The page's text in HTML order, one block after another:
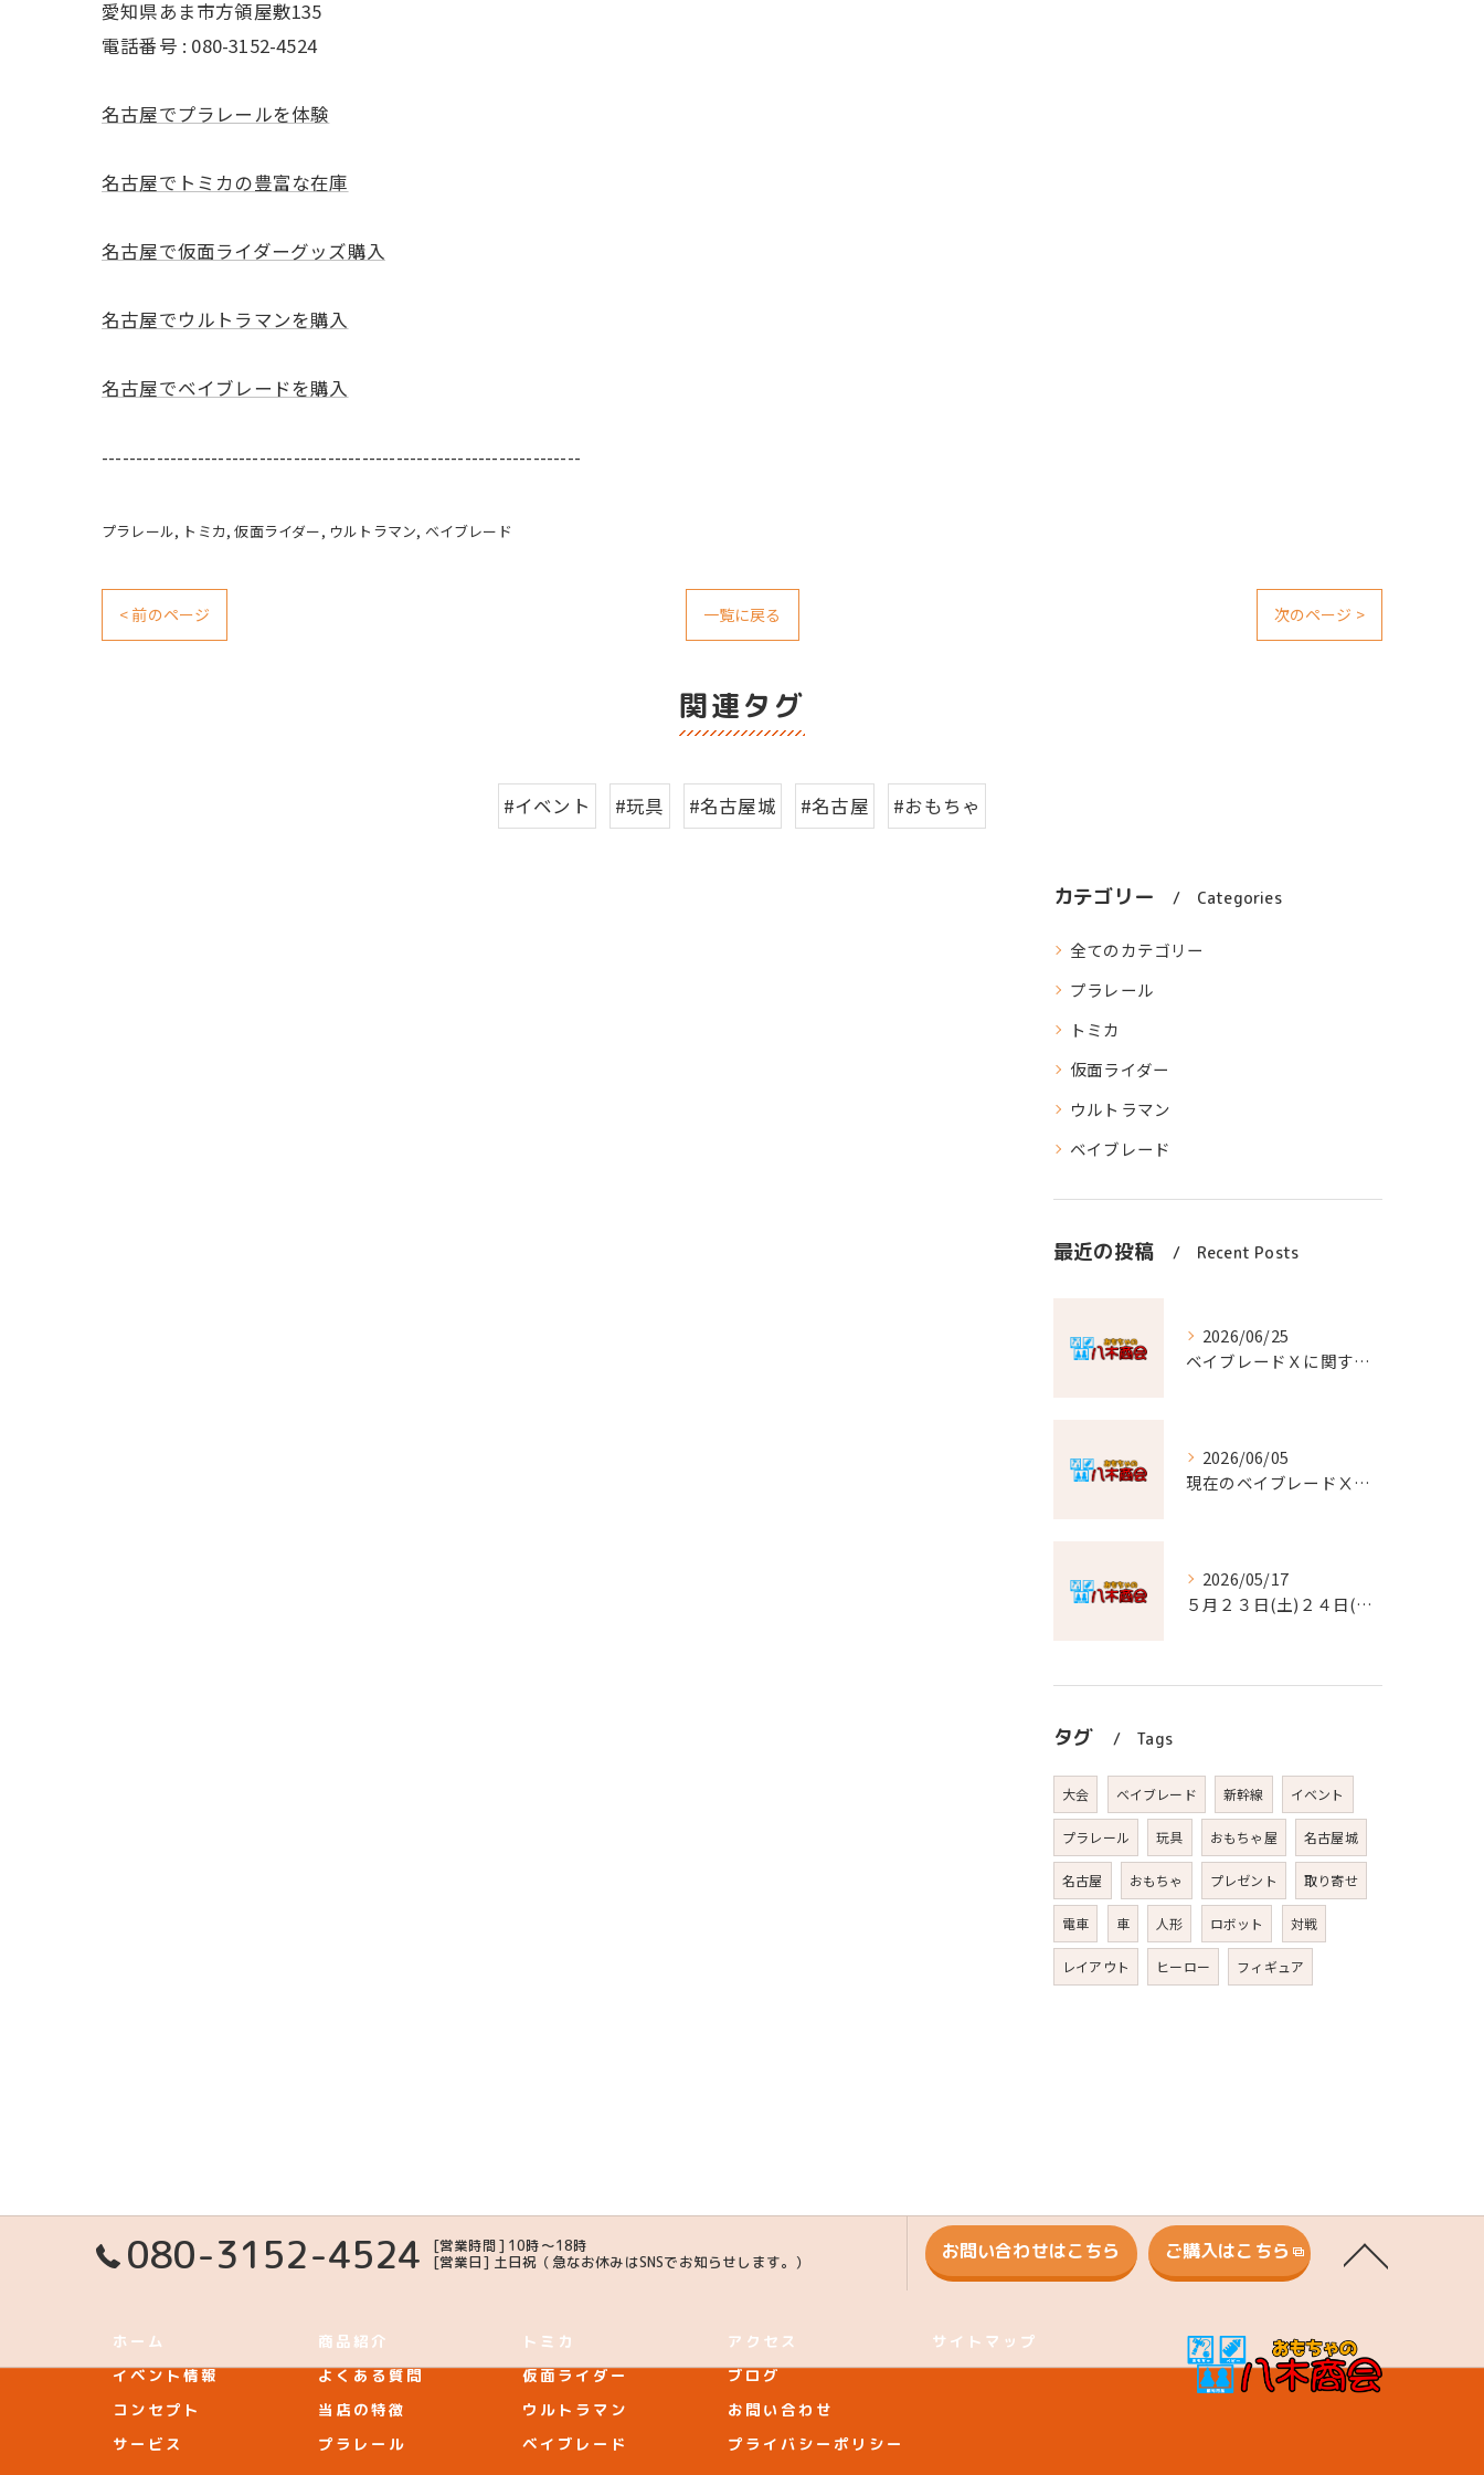
愛知県あま市方領屋敷135
電話番号 : 080-3152-4524
名古屋でプラレールを体験
名古屋でトミカの豊富な在庫
名古屋で仮面ライダーグッズ購入
名古屋でウルトラマンを購入
名古屋でベイブレードを購入
----------------------------------------------------------------------
プラレール トミカ 仮面ライダー ウルトラマン ベイブレード
< 前のページ 一覧に戻る 次のページ >
関連タグ
#イベント #玩具 #名古屋城 #名古屋 #おもちゃ
カテゴリー Categories
全てのカテゴリー
プラレール
トミカ
仮面ライダー
ウルトラマン
ベイブレード
最近の投稿 Recent Posts
2026/06/25
ベイブレードＸに関するご案内
2026/06/05
現在のベイブレードⅩへの当店の対応について
2026/05/17
５月２３日(土)２４日(日)の営業について
タグ Tags
大会 ベイブレード 新幹線 イベント
プラレール 玩具 おもちゃ屋 名古屋城
名古屋 おもちゃ プレゼント 取り寄せ
電車 車 人形 ロボット 対戦
レイアウト ヒーロー フィギュア
080-3152-4524
[営業時間] 10時〜18時
[営業日] 土日祝（急なお休みはSNSでお知らせします。）
お問い合わせはこちら ご購入はこちら
ホーム
イベント情報
コンセプト
サービス
商品紹介
よくある質問
当店の特徴
プラレール
トミカ
仮面ライダー
ウルトラマン
ベイブレード
アクセス
ブログ
お問い合わせ
プライバシーポリシー
サイトマップ